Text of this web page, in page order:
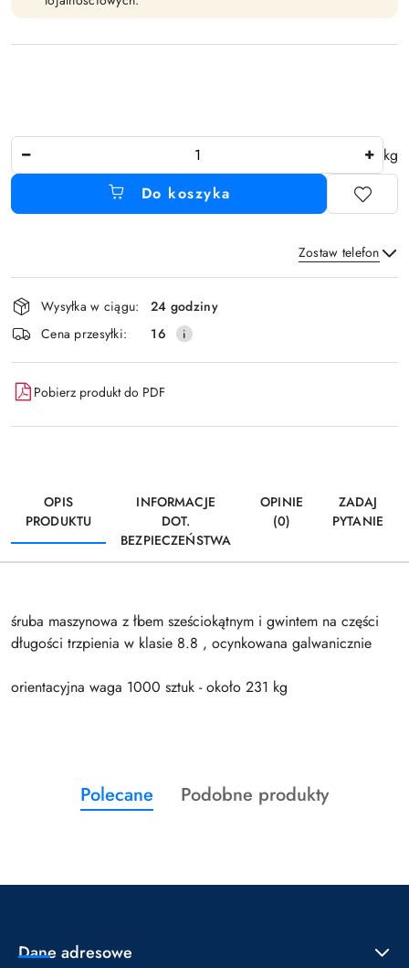
kg
Do koszyka
Zostaw telefon
Wyślij
Dostępność
i
dostawa
Wysyłka w ciągu:
24 godziny
Cena przesyłki:
16
Pobierz produkt do PDF
OPIS
PRODUKTU
INFORMACJE
DOT.
BEZPIECZEŃSTWA
OPINIE
(0)
ZADAJ
PYTANIE
śruba maszynowa z łbem sześciokątnym i gwintem na części
długości trzpienia w klasie 8.8 , ocynkowana galwanicznie
orientacyjna waga 1000 sztuk - około 231 kg
Pomiń karuzelę produktów
Produkty
o
Polecane
Produkty
Podobne produkty
Dane adresowe